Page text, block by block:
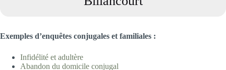
Exemples d’enquêtes conjugales et familiales :
Infidélité et adultère
Abandon du domicile conjugal